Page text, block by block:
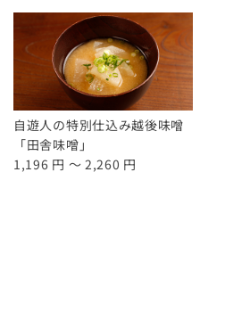
自遊人の特別仕込み越後味噌
「田舎味噌」
1,196 円 ～ 2,260 円